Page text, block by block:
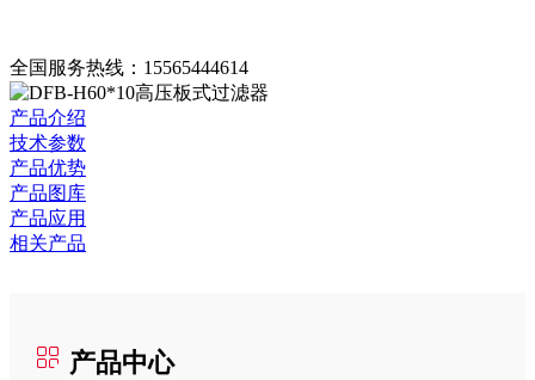
全国服务热线： 15565444614
产品介绍
技术参数
产品优势
产品图库
产品应用
相关产品
产品中心